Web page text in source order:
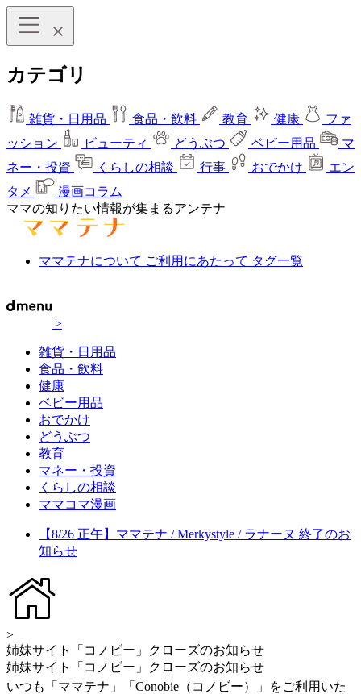
カテゴリ
雑貨・日用品 食品・飲料 教育 健康
ファ
ッション
ビューティ どうぶつ ベビー用品
マ
ネー・投資
くらしの相談 行事 おでかけ
エン
タメ
漫画コラム
ママの知りたい情報が集まるアンテナ
ママテナについて ご利用にあたって タグ一覧
>
雑貨・日用品
食品・飲料
健康
ベビー用品
おでかけ
どうぶつ
教育
マネー・投資
くらしの相談
ママコマ漫画
【8/26 正午】ママテナ / Merkystyle / ラナーヌ 終了のお
知らせ
>
姉妹サイト「コノビー」クローズのお知らせ
姉妹サイト「コノビー」クローズのお知らせ
いつも「ママテナ」「Conobie（コノビー）」をご利用いた